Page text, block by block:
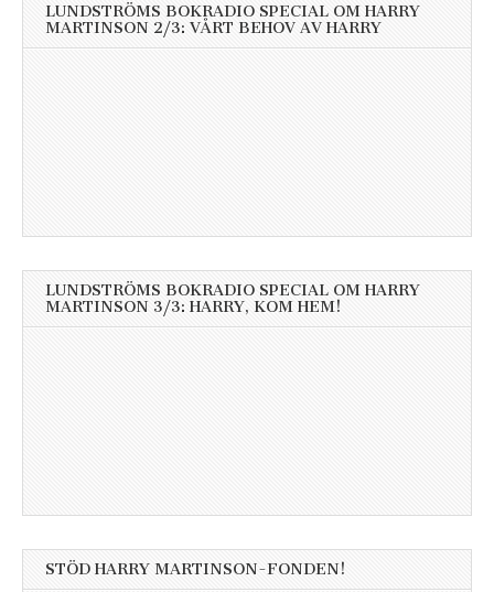
LUNDSTRÖMS BOKRADIO SPECIAL OM HARRY
MARTINSON 2/3: VÅRT BEHOV AV HARRY
LUNDSTRÖMS BOKRADIO SPECIAL OM HARRY
MARTINSON 3/3: HARRY, KOM HEM!
STÖD HARRY MARTINSON-FONDEN!